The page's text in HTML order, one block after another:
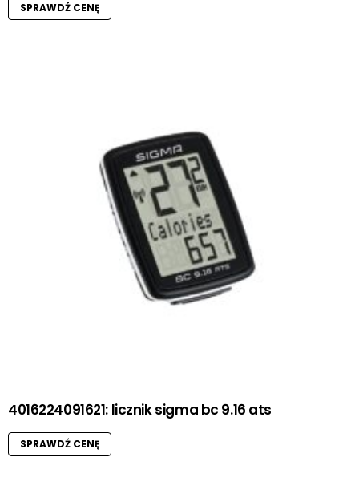
SPRAWDŹ CENĘ
4016224091621: licznik sigma bc 9.16 ats
SPRAWDŹ CENĘ